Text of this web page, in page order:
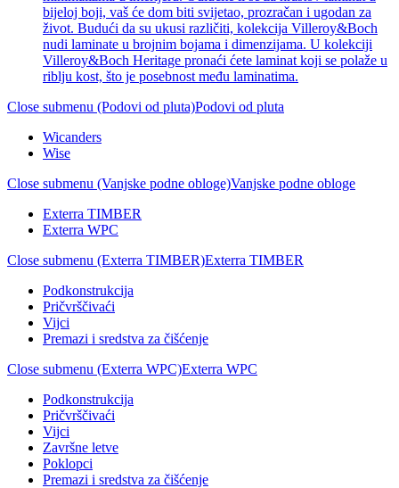
bijeloj boji, vaš će dom biti svijetao, prozračan i ugodan za
život. Budući da su ukusi različiti, kolekcija Villeroy&Boch
nudi laminate u brojnim bojama i dimenzijama. U kolekciji
Villeroy&Boch Heritage pronaći ćete laminat koji se polaže u
riblju kost, što je posebnost među laminatima.
Close submenu (Podovi od pluta)Podovi od pluta
Wicanders
Wise
Close submenu (Vanjske podne obloge)Vanjske podne obloge
Exterra TIMBER
Exterra WPC
Close submenu (Exterra TIMBER)Exterra TIMBER
Podkonstrukcija
Pričvrščivaći
Vijci
Premazi i sredstva za čišćenje
Close submenu (Exterra WPC)Exterra WPC
Podkonstrukcija
Pričvrščivaći
Vijci
Završne letve
Poklopci
Premazi i sredstva za čišćenje